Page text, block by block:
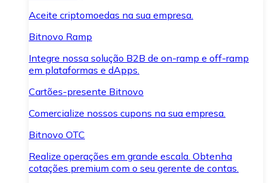
Aceite criptomoedas na sua empresa.
Bitnovo Ramp
Integre nossa solução B2B de on-ramp e off-ramp
em plataformas e dApps.
Cartões-presente Bitnovo
Comercialize nossos cupons na sua empresa.
Bitnovo OTC
Realize operações em grande escala. Obtenha
cotações premium com o seu gerente de contas.